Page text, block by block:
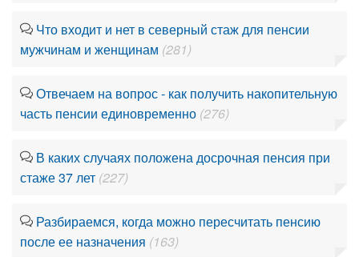
Что входит и нет в северный стаж для пенсии
мужчинам и женщинам (281)
Отвечаем на вопрос - как получить накопительную
часть пенсии единовременно (276)
В каких случаях положена досрочная пенсия при
стаже 37 лет (227)
Разбираемся, когда можно пересчитать пенсию
после ее назначения (163)